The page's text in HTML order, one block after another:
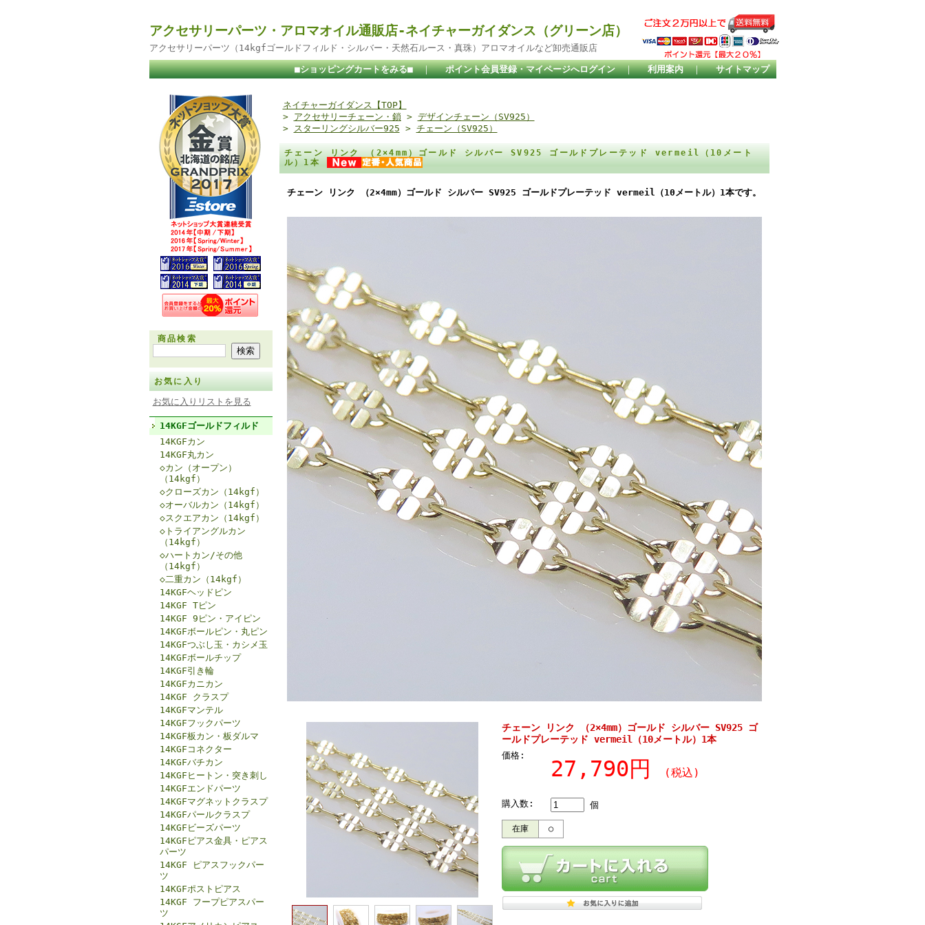
アクセサリーパーツ・アロマオイル通販店-ネイチャーガイダンス（グリーン店）
アクセサリーパーツ（14kgfゴールドフィルド・シルバー・天然石ルース・真珠）アロマオイルなど卸売通販店
■ショッピングカートをみる■ ｜ ポイント会員登録・マイページへログイン ｜ 利用案内 ｜ サイトマップ
商品検索
お気に入り
お気に入りリストを見る
14KGFゴールドフィルド
14KGFカン
14KGF丸カン
◇カン（オープン）
（14kgf）
◇クローズカン（14kgf）
◇オーバルカン（14kgf）
◇スクエアカン（14kgf）
◇トライアングルカン
（14kgf）
◇ハートカン/その他
（14kgf）
◇二重カン（14kgf）
14KGFヘッドピン
14KGF Tピン
14KGF 9ピン・アイピン
14KGFボールピン・丸ピン
14KGFつぶし玉・カシメ玉
14KGFボールチップ
14KGF引き輪
14KGFカニカン
14KGF クラスプ
14KGFマンテル
14KGFフックパーツ
14KGF板カン・板ダルマ
14KGFコネクター
14KGFバチカン
14KGFヒートン・突き刺し
14KGFエンドパーツ
14KGFマグネットクラスプ
14KGFパールクラスプ
14KGFビーズパーツ
14KGFピアス金具・ピアス
パーツ
14KGF ピアスフックパー
ツ
14KGFポストピアス
14KGF フープピアスパー
ツ
ネイチャーガイダンス【TOP】
> アクセサリーチェーン・鎖 > デザインチェーン（SV925）
> スターリングシルバー925 > チェーン（SV925）
チェーン リンク （2×4mm）ゴールド シルバー SV925 ゴールドプレーテッド vermeil（10メート
ル）1本
チェーン リンク （2×4mm）ゴールド シルバー SV925 ゴールドプレーテッド vermeil（10メートル）1本です。
チェーン リンク （2×4mm）ゴールド シルバー SV925 ゴ
ールドプレーテッド vermeil（10メートル）1本
価格:
27,790円 (税込)
購入数: 個
在庫 ○